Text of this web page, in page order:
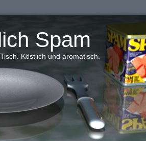
Spam
Köstlich und aromatisch.